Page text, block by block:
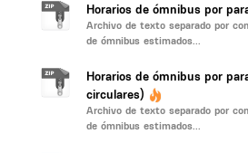
Horarios de ómnibus por
Archivo de texto separado por
de ómnibus estimados...
Horarios de ómnibus por
circulares)
Archivo de texto separado por
de ómnibus estimados...